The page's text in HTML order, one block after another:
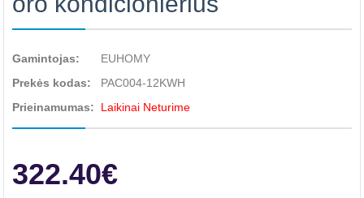
Gamintojas:
EUHOMY
Prekės kodas:
PAC004-12KWH
Prieinamumas:
Laikinai Neturime
322.40€